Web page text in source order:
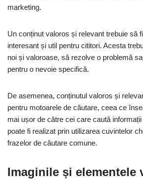
marketing.
Un conținut valoros și relevant trebuie să
interesant și util pentru cititori. Acesta
noi și valoroase, să rezolve o problemă
pentru o nevoie specifică.
De asemenea, conținutul valoros și
pentru motoarele de căutare, ceea ce
mai ușor de către cei care caută
poate fi realizat prin utilizarea cuvintelor
frazelor de căutare comune.
Imaginile și elementele